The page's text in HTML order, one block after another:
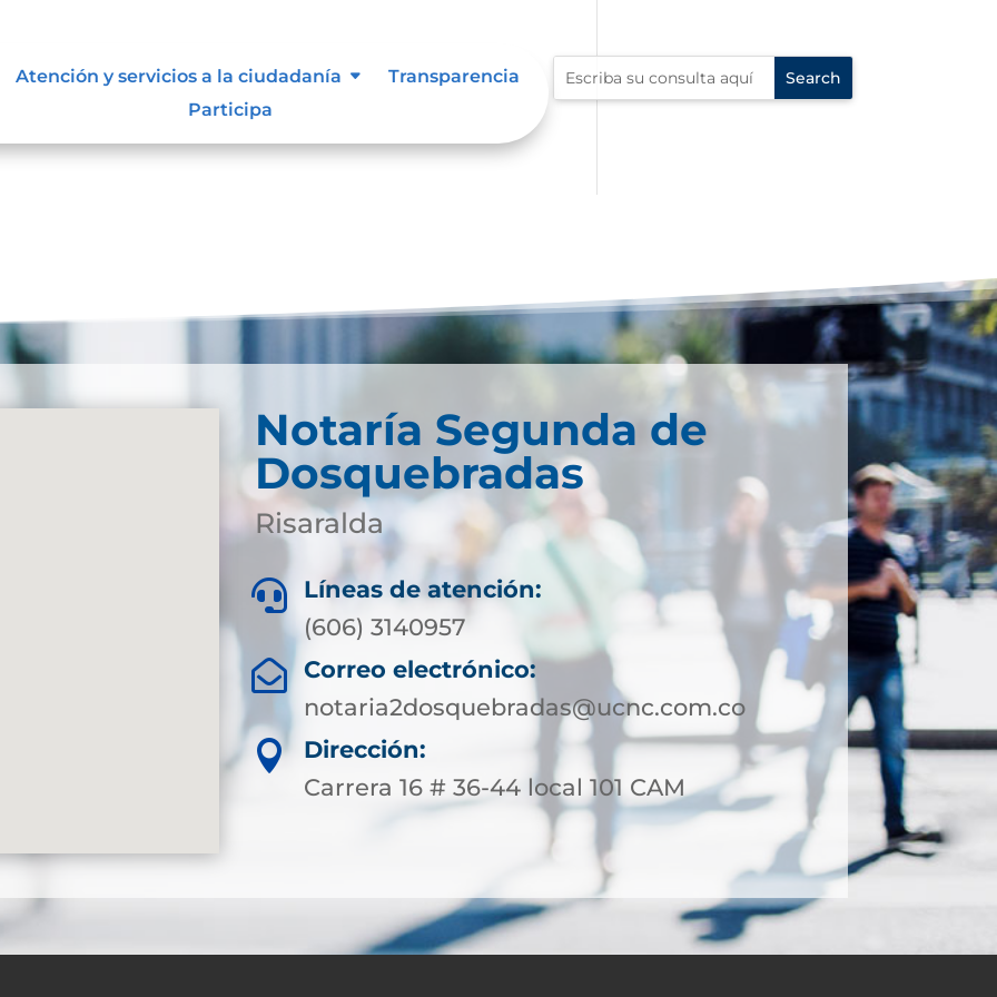
Atención y servicios a la ciudadanía
Transparencia
Participa
Try refining your search, or use the navigation
Notaría Segunda de
Dosquebradas
Risaralda

Líneas de atención:
(606) 3140957

Correo electrónico:
notaria2dosquebradas@ucnc.com.co

Dirección:
Carrera 16 # 36-44 local 101 CAM